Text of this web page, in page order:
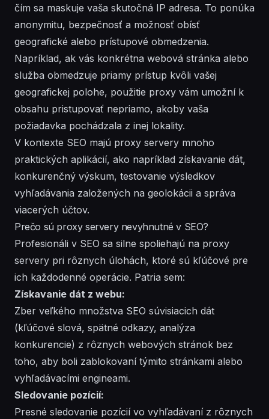
čím sa maskuje vaša skutočná IP adresa. To ponúka
anonymitu, bezpečnosť a možnosť obísť
geografické alebo prístupové obmedzenia.
Napríklad, ak vás konkrétna webová stránka alebo
služba obmedzuje priamy prístup kvôli vašej
geografickej polohe, použitie proxy vám umožní k
obsahu pristupovať nepriamo, akoby vaša
požiadavka pochádzala z inej lokality.
V kontexte SEO majú proxy servery mnoho
praktických aplikácií, ako napríklad získavanie dát,
konkurenčný výskum, testovanie výsledkov
vyhľadávania založených na geolokácii a správa
viacerých účtov.
Prečo sú proxy servery nevyhnutné v SEO?
Profesionáli v SEO sa silne spoliehajú na proxy
servery pri rôznych úlohách, ktoré sú kľúčové pre
ich každodenné operácie. Patria sem:
Získavanie dát z webu:
Zber veľkého množstva SEO súvisiacich dát
(kľúčové slová, spätné odkazy, analýza
konkurencie) z rôznych webových stránok bez
toho, aby boli zablokovaní týmito stránkami alebo
vyhľadávacími engineami.
Sledovanie pozícií:
Presné sledovanie pozícií vo vyhľadávaní z rôznych